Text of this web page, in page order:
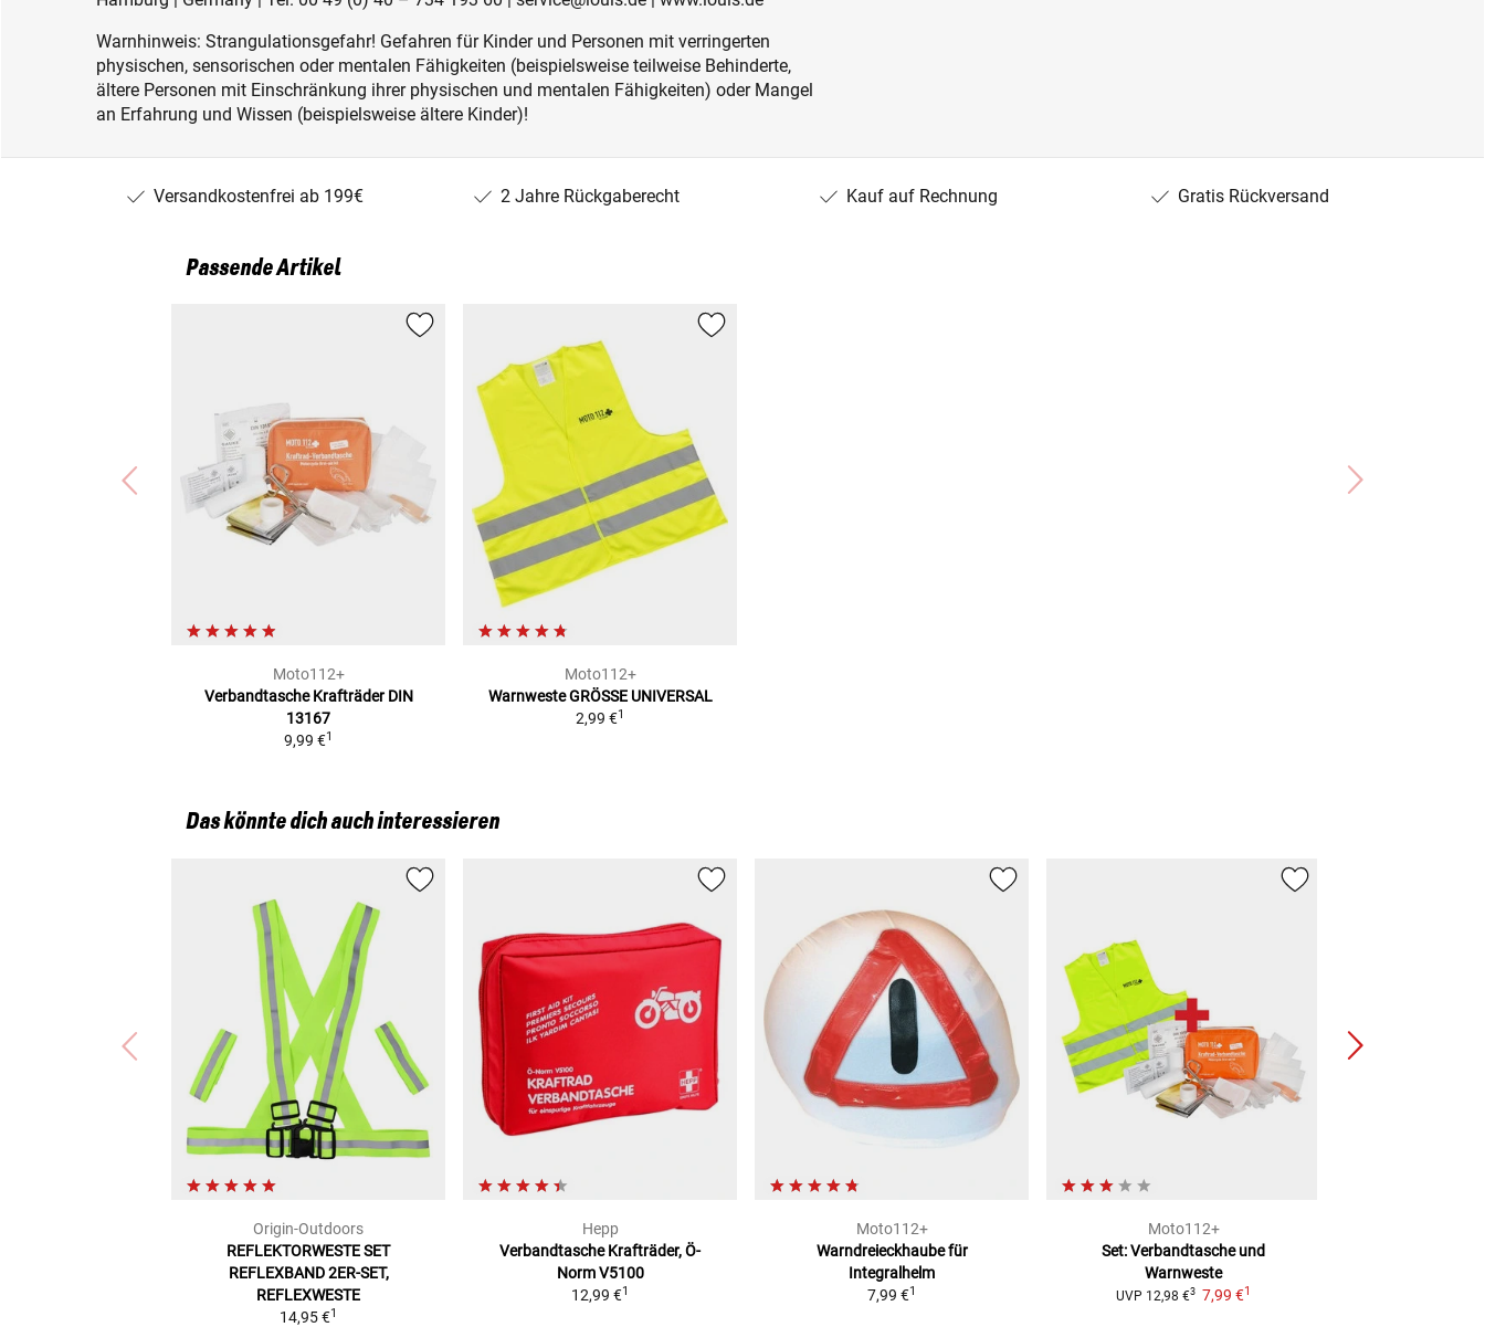
Warnhinweis: Strangulationsgefahr! Gefahren für Kinder und Personen mit verringerten
physischen, sensorischen oder mentalen Fähigkeiten (beispielsweise teilweise Behinderte,
ältere Personen mit Einschränkung ihrer physischen und mentalen Fähigkeiten) oder Mangel
an Erfahrung und Wissen (beispielsweise ältere Kinder)!
Versandkostenfrei ab 199€ 2 Jahre Rückgaberecht Kauf auf Rechnung Gratis Rückversand
Passende Artikel
Moto112+
Verbandtasche Krafträder DIN
13167
9,99 €1
Moto112+
Warnweste GRÖSSE UNIVERSAL
2,99 €1
Das könnte dich auch interessieren
Origin-Outdoors
REFLEKTORWESTE SET
REFLEXBAND 2ER-SET,
REFLEXWESTE
14,95 €1
Hepp
Verbandtasche Krafträder, Ö-
Norm V5100
12,99 €1
Moto112+
Warndreieckhaube für
Integralhelm
7,99 €1
Moto112+
Set: Verbandtasche und
Warnweste
UVP 12,98 €3 7,99 €1